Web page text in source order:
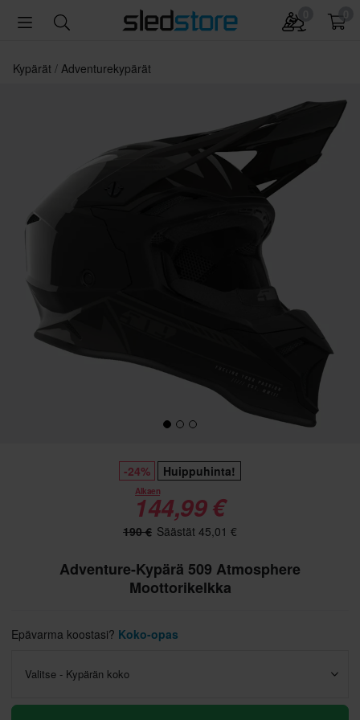
Kypärät Adventurekypärät
-24% Huippuhinta!
Alkaen
144,99 €
190 € Säästät 45,01 €
Adventure-Kypärä 509 Atmosphere
Moottorikelkka
Epävarma koostasi? Koko-opas
Valitse - Kypärän koko